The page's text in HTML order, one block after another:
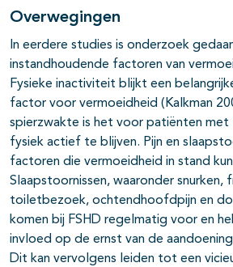
Overwegingen
In eerdere studies is onderzoek
instandhoudende factoren van
Fysieke inactiviteit blijkt een
factor voor vermoeidheid (Kalkman
spierzwakte is het voor patiënten met
fysiek actief te blijven. Pijn en
factoren die vermoeidheid in stand
Slaapstoornissen, waaronder snurken,
toiletbezoek, ochtendhoofdpijn en
komen bij FSHD regelmatig voor en
invloed op de ernst van de
Dit kan vervolgens leiden tot een